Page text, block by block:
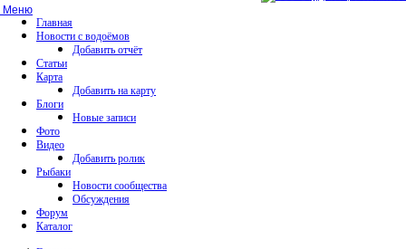
Меню
Главная
Новости с водоёмов
Добавить отчёт
Статьи
Карта
Добавить на карту
Блоги
Новые записи
Фото
Видео
Добавить ролик
Рыбаки
Новости сообщества
Обсуждения
Форум
Каталог